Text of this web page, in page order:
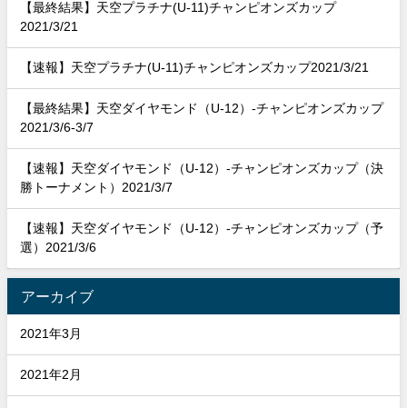
【最終結果】天空プラチナ(U-11)チャンピオンズカップ
2021/3/21
【速報】天空プラチナ(U-11)チャンピオンズカップ2021/3/21
【最終結果】天空ダイヤモンド（U-12）-チャンピオンズカップ
2021/3/6-3/7
【速報】天空ダイヤモンド（U-12）-チャンピオンズカップ（決
勝トーナメント）2021/3/7
【速報】天空ダイヤモンド（U-12）-チャンピオンズカップ（予
選）2021/3/6
アーカイブ
2021年3月
2021年2月